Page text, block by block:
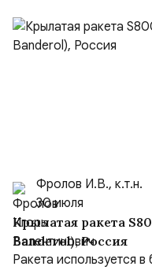
Фролов И.В., к.т.н.
30 июля
Крылатая ракета
Banderol), Россия
Ракета используется